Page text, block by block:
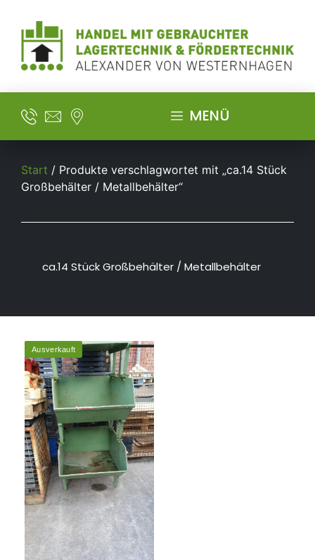
MENÜ
Start / Produkte verschlagwortet mit „ca.14 Stück
Großbehälter / Metallbehälter“
ca.14 Stück Großbehälter / Metallbehälter
Ausverkauft